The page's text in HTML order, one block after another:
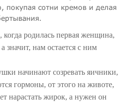
покупая сотни кремов и делая
родилась первая женщина,
значит, нам остается с ним
начинают созревать яичники,
гормоны, от этого на животе,
нарастать жирок, а нужен он